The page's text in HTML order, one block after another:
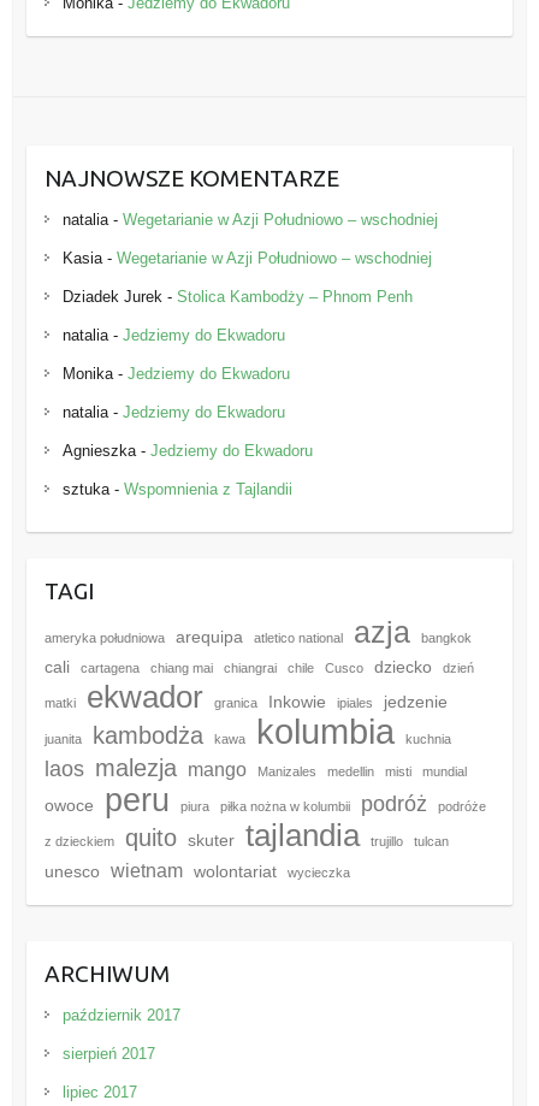
NAJNOWSZE KOMENTARZE
natalia- Wegetarianie w Azji Południowo – wschodniej
Kasia- Wegetarianie w Azji Południowo – wschodniej
Dziadek Jurek - Stolica Kambodży – Phnom Penh
natalia- Jedziemy do Ekwadoru
Monika- Jedziemy do Ekwadoru
natalia- Jedziemy do Ekwadoru
Agnieszka- Jedziemy do Ekwadoru
sztuka- Wspomnienia z Tajlandii
TAGI
ameryka południowa arequipa atletico national azja bangkok
cali cartagena chiang mai chiangrai chile Cusco dziecko dzień
matki ekwador granica Inkowie ipiales jedzenie
juanita kambodża kawa kolumbia kuchnia
laos malezja mango Manizales medellin misti mundial
owoce peru piura piłka nożna w kolumbii podróż podróże
z dzieckiem quito skuter tajlandia trujillo tulcan
unesco wietnam wolontariat wycieczka
ARCHIWUM
październik 2017
sierpień 2017
lipiec 2017